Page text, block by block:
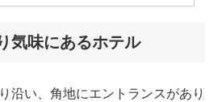
気味にあるホテル
沿い、角地にエントランスがあり